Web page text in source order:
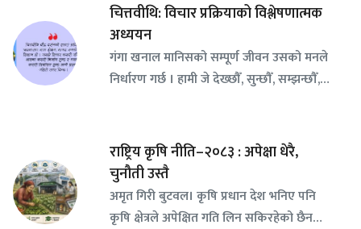
चित्तवीथि: विचार प्रक्रियाको विश्लेषणात्मक
अध्ययन
गंगा खनाल मानिसको सम्पूर्ण जीवन उसको मनले
निर्धारण गर्छ । हामी जे देख्छौँ, सुन्छौँ, सम्झन्छौँ,…
राष्ट्रिय कृषि नीति–२०८३ : अपेक्षा धेरै,
चुनौती उस्तै
अमृत गिरी बुटवल। कृषि प्रधान देश भनिए पनि
कृषि क्षेत्रले अपेक्षित गति लिन सकिरहेको छैन…